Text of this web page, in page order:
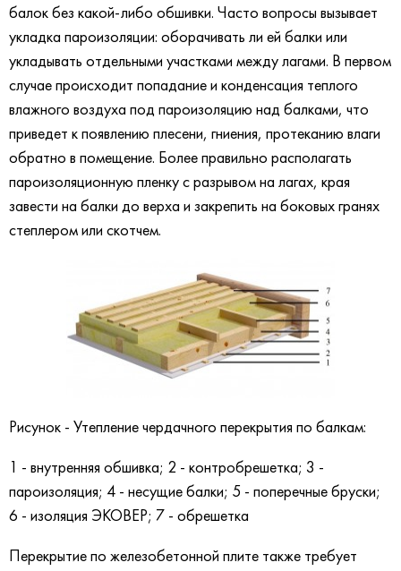
балок без какой-либо обшивки. Часто вопросы вызывает
укладка пароизоляции: оборачивать ли ей балки или
укладывать отдельными участками между лагами. В первом
случае происходит попадание и конденсация теплого
влажного воздуха под пароизоляцию над балками, что
приведет к появлению плесени, гниения, протеканию влаги
обратно в помещение. Более правильно располагать
пароизоляционную пленку с разрывом на лагах, края
завести на балки до верха и закрепить на боковых гранях
степлером или скотчем.
Рисунок - Утепление чердачного перекрытия по балкам:
1 - внутренняя обшивка; 2 - контробрешетка; 3 -
пароизоляция; 4 - несущие балки; 5 - поперечные бруски;
6 - изоляция ЭКОВЕР; 7 - обрешетка
Перекрытие по железобетонной плите также требует